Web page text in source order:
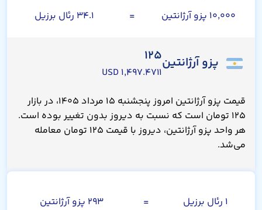
۱۰,۰۰۰ پزو آرژانتین
= ۳۴.۱ رئال برزیل
پزو آرژانتین۱۲۵
۱,۴۹۷.۴۷۱۱ USD
قیمت پزو آرژانتین امروز پنجشنبه ۱۵ مرداد ۱۴۰۵، در بازار
۱۲۵ تومان است که نسبت به دیروز بدون تغییر بوده است.
هر واحد پزو آرژانتین، دیروز با قیمت ۱۲۵ تومان معامله
می‌شد.
۱ رئال برزیل =
۲۹۳ پزو آرژانتین